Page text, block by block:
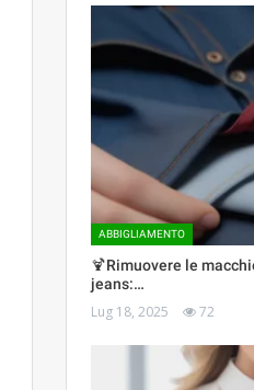
ABBIGLIAMENTO
🍹Rimuovere le
jeans:…
Lug 18, 2025 72